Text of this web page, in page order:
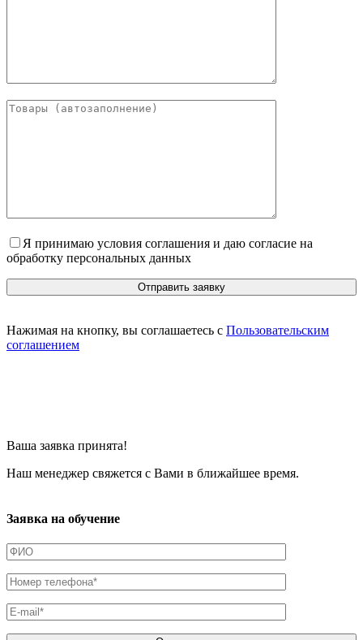
Я принимаю условия соглашения и даю согласие на
обработку персональных данных
Нажимая на кнопку, вы соглашаетесь с Пользовательским
соглашением
Ваша заявка принята!
Наш менеджер свяжется с Вами в ближайшее время.
Заявка на обучение